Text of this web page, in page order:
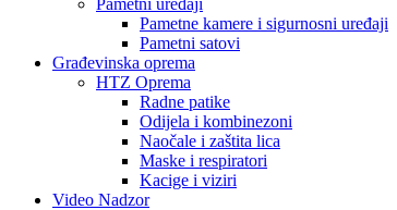
Pametni uređaji
Pametne kamere i sigurnosni uređaji
Pametni satovi
Građevinska oprema
HTZ Oprema
Radne patike
Odijela i kombinezoni
Naočale i zaštita lica
Maske i respiratori
Kacige i viziri
Video Nadzor